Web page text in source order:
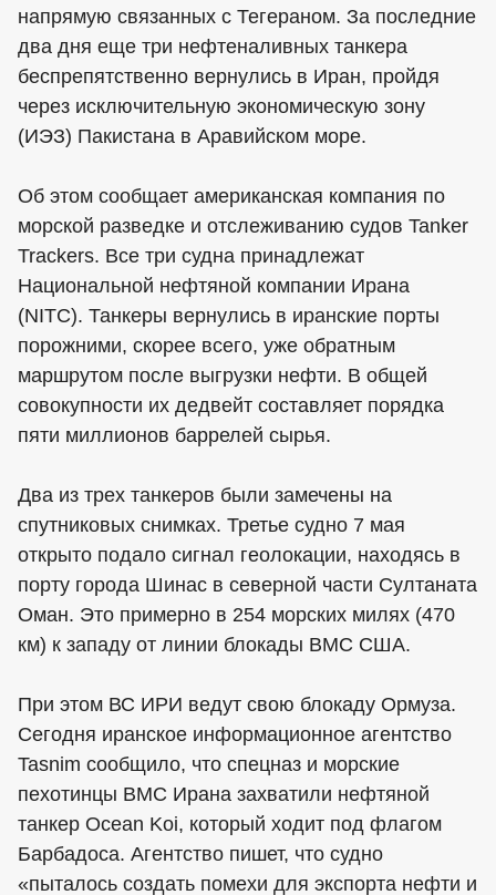
напрямую связанных с Тегераном. За последние
два дня еще три нефтеналивных танкера
беспрепятственно вернулись в Иран, пройдя
через исключительную экономическую зону
(ИЭЗ) Пакистана в Аравийском море.
Об этом сообщает американская компания по
морской разведке и отслеживанию судов Tanker
Trackers. Все три судна принадлежат
Национальной нефтяной компании Ирана
(NITC). Танкеры вернулись в иранские порты
порожними, скорее всего, уже обратным
маршрутом после выгрузки нефти. В общей
совокупности их дедвейт составляет порядка
пяти миллионов баррелей сырья.
Два из трех танкеров были замечены на
спутниковых снимках. Третье судно 7 мая
открыто подало сигнал геолокации, находясь в
порту города Шинас в северной части Султаната
Оман. Это примерно в 254 морских милях (470
км) к западу от линии блокады ВМС США.
При этом ВС ИРИ ведут свою блокаду Ормуза.
Сегодня иранское информационное агентство
Tasnim сообщило, что спецназ и морские
пехотинцы ВМС Ирана захватили нефтяной
танкер Ocean Koi, который ходит под флагом
Барбадоса. Агентство пишет, что судно
«пыталось создать помехи для экспорта нефти и